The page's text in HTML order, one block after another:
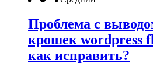
Проблема с
крошек wordpress
как исправить?